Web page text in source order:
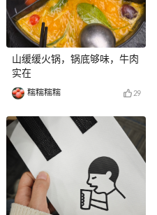
山缓缓火锅，锅底够味，牛肉
实在
糯糯糯糯 29